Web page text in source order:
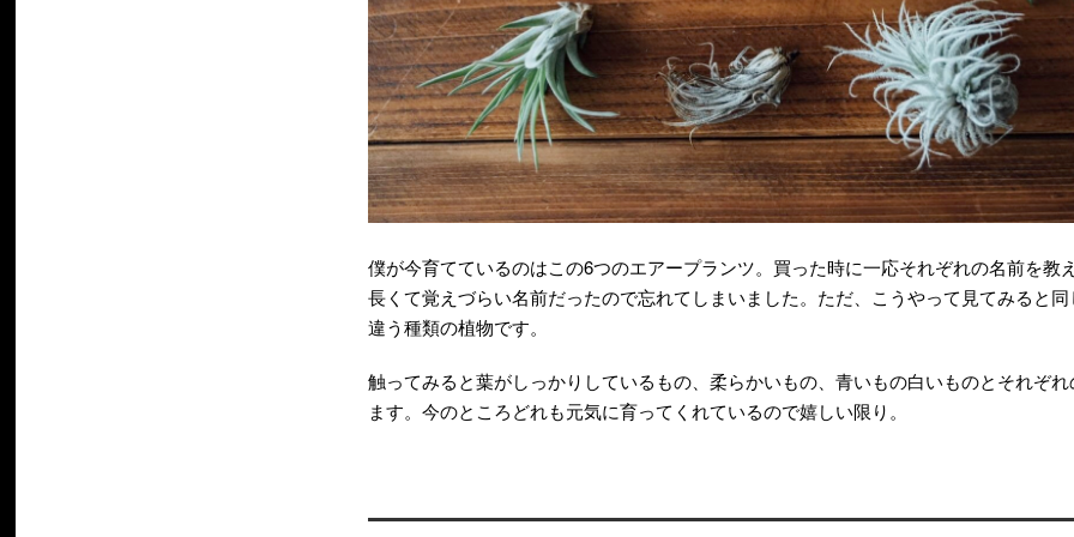
僕が今育てているのはこの6つのエアープランツ。買った時に一応それぞれの名前を教
長くて覚えづらい名前だったので忘れてしまいました。ただ、こうやって見てみると
違う種類の植物です。
触ってみると葉がしっかりしているもの、柔らかいもの、青いもの白いものとそれぞ
ます。今のところどれも元気に育ってくれているので嬉しい限り。